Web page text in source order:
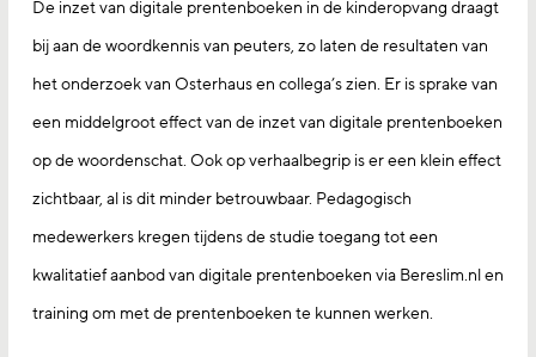
De inzet van digitale prentenboeken in de kinderopvang draagt
bij aan de woordkennis van peuters, zo laten de resultaten van
het onderzoek van Osterhaus en collega’s zien. Er is sprake van
een middelgroot effect van de inzet van digitale prentenboeken
op de woordenschat. Ook op verhaalbegrip is er een klein effect
zichtbaar, al is dit minder betrouwbaar. Pedagogisch
medewerkers kregen tijdens de studie toegang tot een
kwalitatief aanbod van digitale prentenboeken via Bereslim.nl en
training om met de prentenboeken te kunnen werken.